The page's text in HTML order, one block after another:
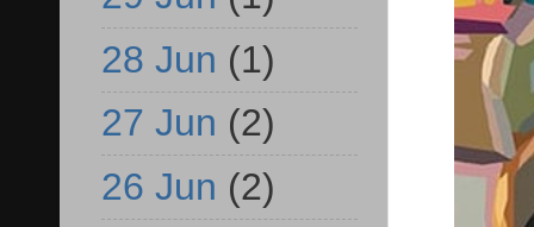
28 Jun (1)
27 Jun (2)
26 Jun (2)